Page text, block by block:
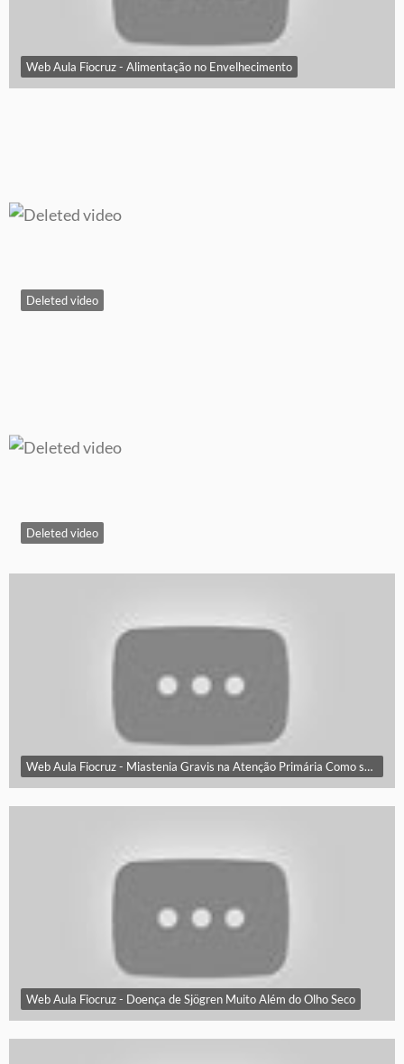
Web Aula Fiocruz - Alimentação no Envelhecimento
Deleted video
Deleted video
Web Aula Fiocruz - Doença de Sjögren Muito Além do Olho Seco